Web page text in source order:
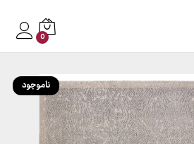
0
ناموجود